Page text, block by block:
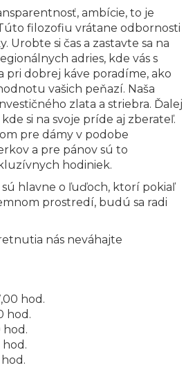
ambície, to je
filozofiu vrátane odbornosti
Urobte si čas a zastavte sa na
adries, kde vás s
pri dobrej káve poradíme, ako
vašich peňazí. Naša
zlata a striebra. Ďalej
si na svoje príde aj zberateľ.
pre dámy v podobe
a pre pánov sú to
hodiniek.
hlavne o ľuďoch, ktorí pokiaľ
prostredí, budú sa radi
nás neváhajte
hod.
hod.
hod.
hod.